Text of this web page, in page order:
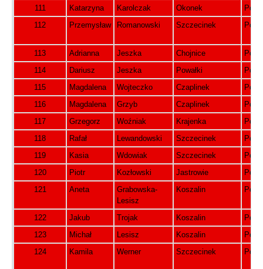
111
Katarzyna Karolczak Okonek
112
Przemysław Romanowski Szczecinek
113 Adrianna Jeszka Chojnice
114
Dariusz Jeszka Powałki
115
Magdalena Wojteczko Czaplinek
116
Magdalena Grzyb Czaplinek
117
Grzegorz Woźniak Krajenka
118
Rafał Lewandowski Szczecinek
119
Kasia Wdowiak Szczecinek
120
Piotr Kozłowski Jastrowie
121
Aneta
Grabowska-
Lesisz
Koszalin
122 Jakub Trojak Koszalin
123
Michał Lesisz Koszalin
124
Kamila Werner Szczecinek